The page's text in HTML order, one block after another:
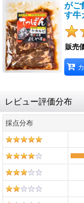
がご
す
販売
レビュー評価分布
採点分布